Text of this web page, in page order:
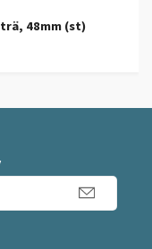
48mm (st)